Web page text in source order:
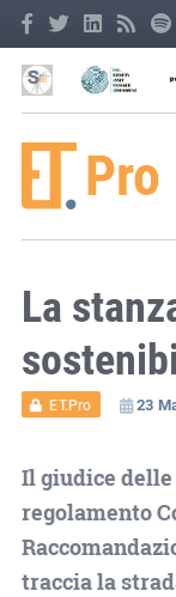
La
ET.Pro 23
Il giudice
regolamento
traccia la